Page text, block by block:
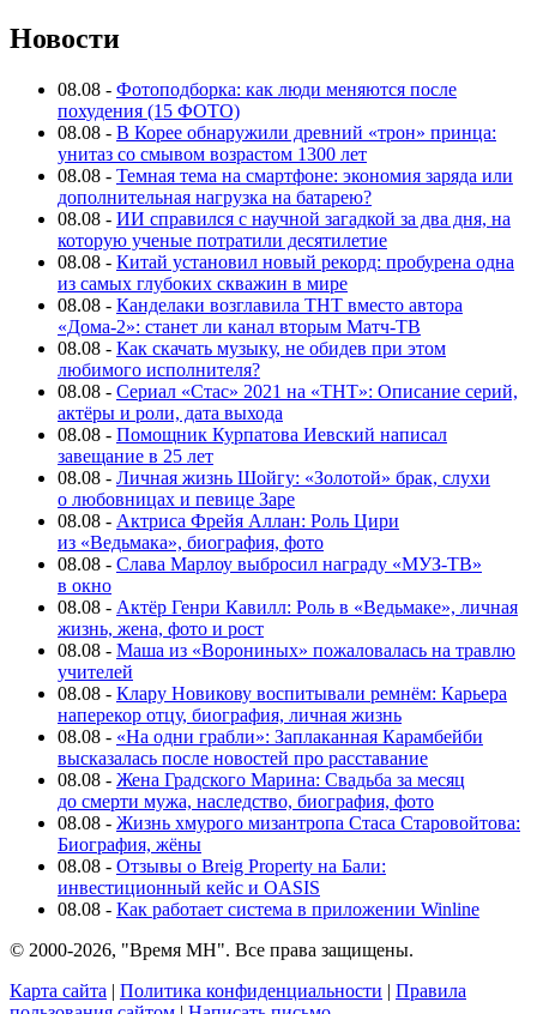
Новости
08.08 - Фотоподборка: как люди меняются после
похудения (15 ФОТО)
08.08 - В Корее обнаружили древний «трон» принца:
унитаз со смывом возрастом 1300 лет
08.08 - Темная тема на смартфоне: экономия заряда или
дополнительная нагрузка на батарею?
08.08 - ИИ справился с научной загадкой за два дня, на
которую ученые потратили десятилетие
08.08 - Китай установил новый рекорд: пробурена одна
из самых глубоких скважин в мире
08.08 - Канделаки возглавила ТНТ вместо автора
«Дома-2»: станет ли канал вторым Матч-ТВ
08.08 - Как скачать музыку, не обидев при этом
любимого исполнителя?
08.08 - Сериал «Стас» 2021 на «ТНТ»: Описание серий,
актёры и роли, дата выхода
08.08 - Помощник Курпатова Иевский написал
завещание в 25 лет
08.08 - Личная жизнь Шойгу: «Золотой» брак, слухи
о любовницах и певице Заре
08.08 - Актриса Фрейя Аллан: Роль Цири
из «Ведьмака», биография, фото
08.08 - Слава Марлоу выбросил награду «МУЗ-ТВ»
в окно
08.08 - Актёр Генри Кавилл: Роль в «Ведьмаке», личная
жизнь, жена, фото и рост
08.08 - Маша из «Ворониных» пожаловалась на травлю
учителей
08.08 - Клару Новикову воспитывали ремнём: Карьера
наперекор отцу, биография, личная жизнь
08.08 - «На одни грабли»: Заплаканная Карамбейби
высказалась после новостей про расставание
08.08 - Жена Градского Марина: Свадьба за месяц
до смерти мужа, наследство, биография, фото
08.08 - Жизнь хмурого мизантропа Стаса Старовойтова:
Биография, жёны
08.08 - Отзывы о Breig Property на Бали:
инвестиционный кейс и OASIS
08.08 - Как работает система в приложении Winline
© 2000-2026, "Время МН". Все права защищены.
Карта сайта | Политика конфиденциальности | Правила